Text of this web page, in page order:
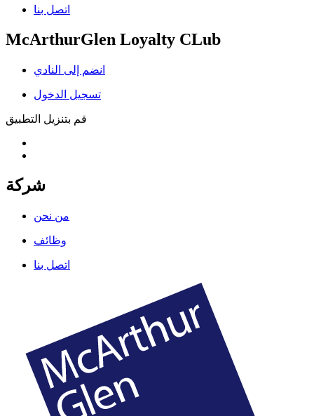
اتصل بنا
McArthurGlen Loyalty CLub
انضم إلى النادي
تسجيل الدخول
قم بتنزيل التطبيق
شركة
من نحن
وظائف
اتصل بنا